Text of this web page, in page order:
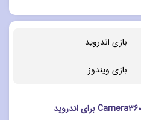
بازی اندروید
بازی ویندوز